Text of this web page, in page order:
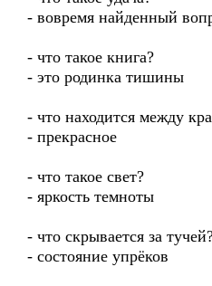
- вовремя найденный
- что такое книга?
- это родинка тишины
- что находится между
- прекрасное
- что такое свет?
- яркость темноты
- что скрывается за
- состояние упрёков